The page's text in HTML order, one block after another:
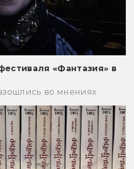
«Фантазия» в
во мнениях